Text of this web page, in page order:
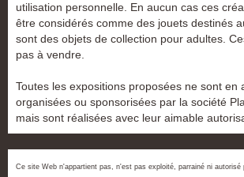
utilisation personnelle. En aucun cas ces
être considérés comme des jouets destinés
sont des objets de collection pour adultes.
pas à vendre.
Toutes les expositions proposées ne sont en
organisées ou sponsorisées par la société
mais sont réalisées avec leur aimable
Ce site Web n'appartient pas, n'est pas exploité, parrainé ni autorisé